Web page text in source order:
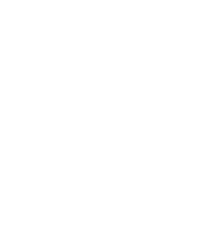
Un 28F con
Málaga y aviso